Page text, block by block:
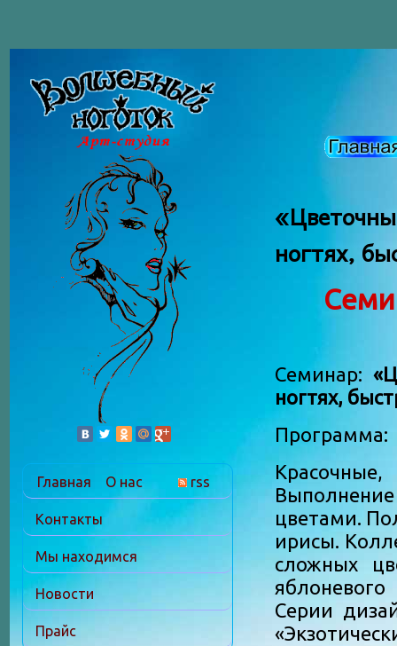
ногтях,
Семинар:
ногтях,
Программа:
цветами.
ирисы.
сложных
Серии
Главная О нас rss
Контакты
Мы находимся
Новости
Прайс